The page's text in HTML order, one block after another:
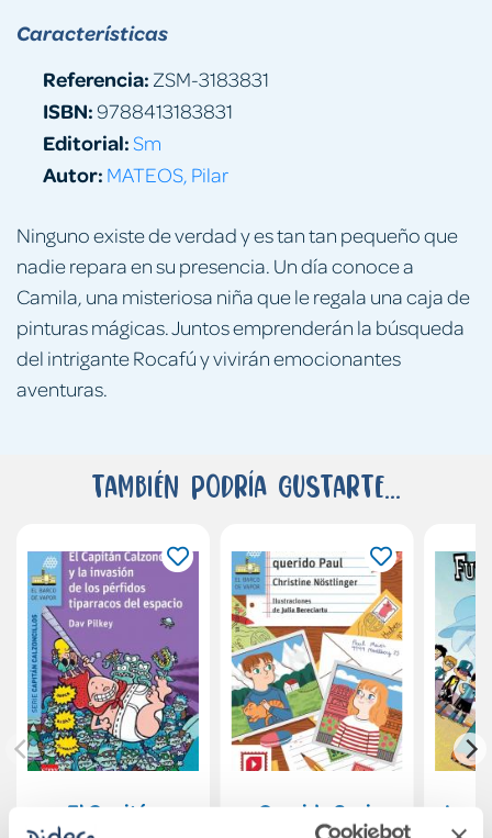
Ninguno existe de verdad y es tan tan pequeño que
nadie repara en su presencia. Un día conoce a
Camila, una misteriosa niña que le regala una caja de
pinturas mágicas. Juntos emprenderán la búsqueda
del intrigante Rocafú y vivirán emocionantes
aventuras.
Características
Referencia: ZSM-3183831
ISBN:9788413183831
Editorial:Sm
Autor: MATEOS, Pilar
También podría gustarte...
El Capitán
Querida Susi,
Los